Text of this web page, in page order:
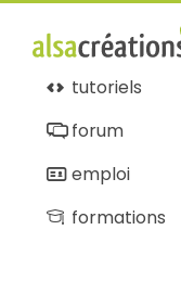
tutoriels
forum
emploi
formations